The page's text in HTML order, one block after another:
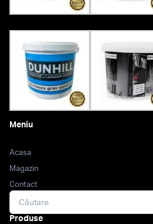
Meniu
Acasa
Magazin
Contact
Produse